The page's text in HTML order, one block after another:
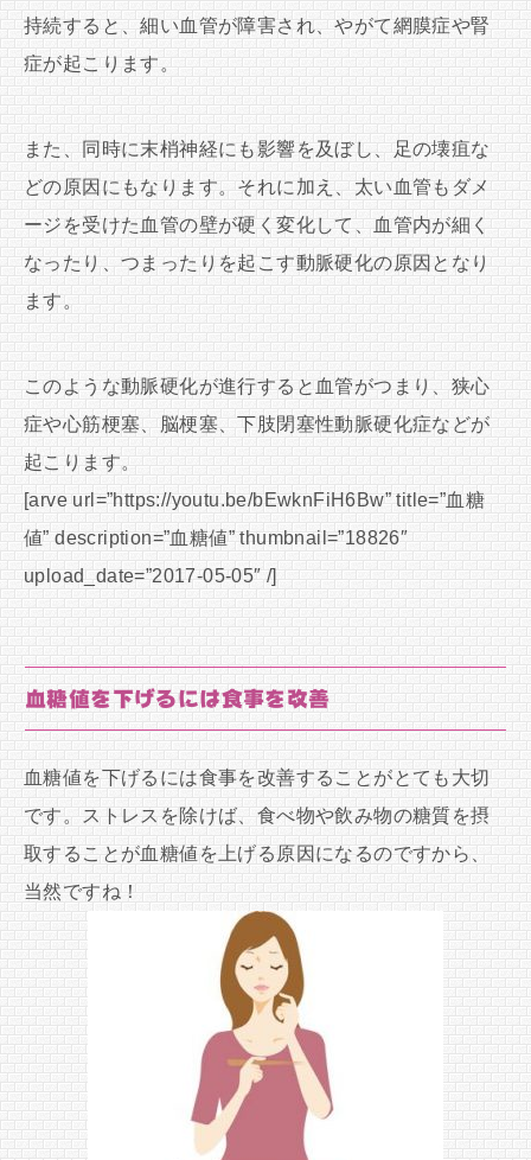
持続すると、細い血管が障害され、やがて網膜症や腎
症が起こります。
また、同時に末梢神経にも影響を及ぼし、足の壊疽な
どの原因にもなります。それに加え、太い血管もダメ
ージを受けた血管の壁が硬く変化して、血管内が細く
なったり、つまったりを起こす動脈硬化の原因となり
ます。
このような動脈硬化が進行すると血管がつまり、狭心
症や心筋梗塞、脳梗塞、下肢閉塞性動脈硬化症などが
起こります。
[arve url=”https://youtu.be/bEwknFiH6Bw” title=”血糖
値” description=”血糖値” thumbnail=”18826″
upload_date=”2017-05-05″ /]
血糖値を下げるには食事を改善
血糖値を下げるには食事を改善することがとても大切
です。ストレスを除けば、食べ物や飲み物の糖質を摂
取することが血糖値を上げる原因になるのですから、
当然ですね！